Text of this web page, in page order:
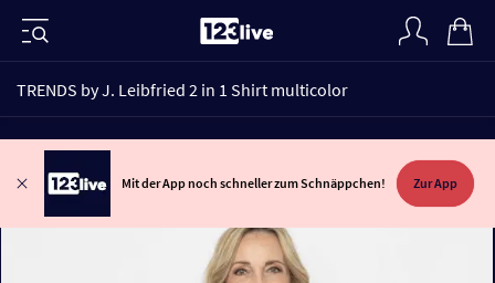
TRENDS by J. Leibfried 2 in 1 Shirt multicolor
Mit der App noch schneller zum Schnäppchen! Zur App